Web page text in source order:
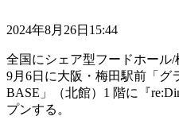
2024年8月26日15:44
全国にシェア型フードホール
9月6日に大阪・梅田駅前「グ
BASE」（北館）1 階に『
プンする。